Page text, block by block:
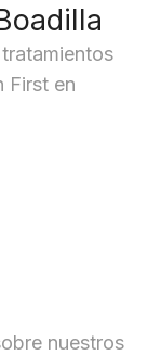
First en
nuestros